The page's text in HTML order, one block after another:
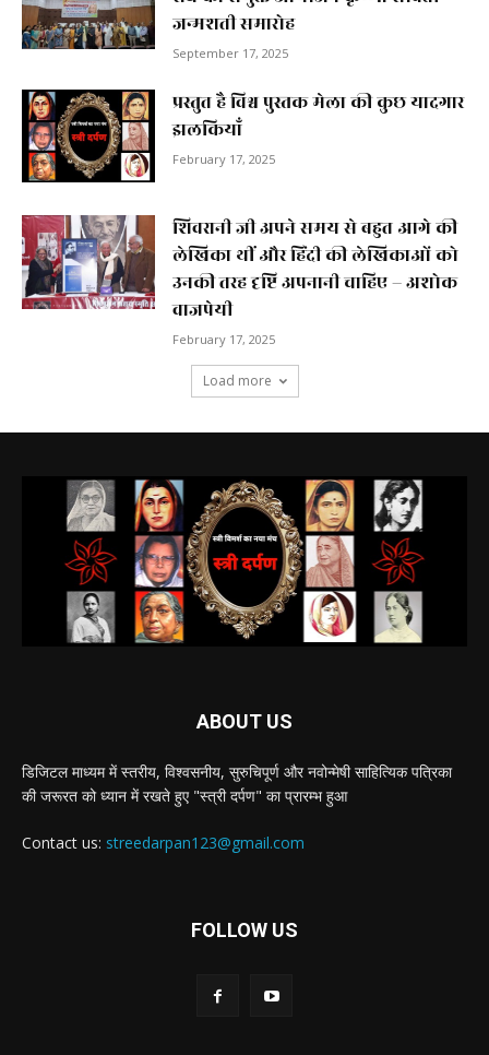
जन्मशती समारोह
September 17, 2025
प्रस्तुत है विश्व पुस्तक मेला की कुछ यादगार
झलकियाॅं
February 17, 2025
शिवरानी जी अपने समय से बहुत आगे की
लेखिका थीं और हिंदी की लेखिकाओं को
उनकी तरह दृष्टि अपनानी चाहिए – अशोक
वाजपेयी
February 17, 2025
Load more
ABOUT US
डिजिटल माध्यम में स्तरीय, विश्वसनीय, सुरुचिपूर्ण और नवोन्मेषी साहित्यिक पत्रिका
की जरूरत को ध्यान में रखते हुए "स्त्री दर्पण" का प्रारम्भ हुआ
Contact us: streedarpan123@gmail.com
FOLLOW US